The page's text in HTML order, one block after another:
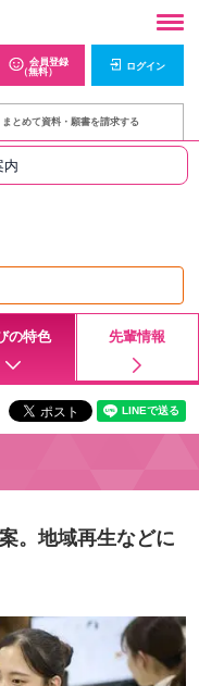
会員登録
（無料）
ログイン
まとめて資料・願書を請求する
内
の特色 先輩情報
。地域再生などに